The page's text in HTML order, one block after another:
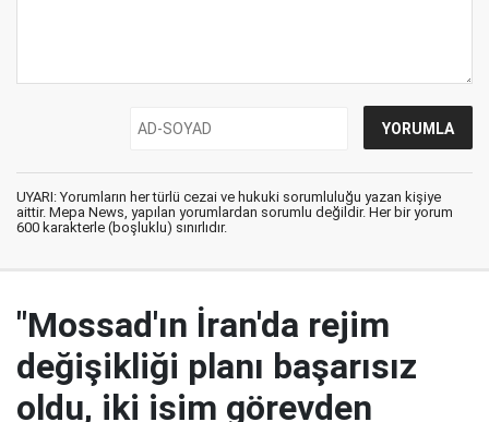
UYARI: Yorumların her türlü cezai ve hukuki sorumluluğu yazan kişiye
aittir. Mepa News, yapılan yorumlardan sorumlu değildir. Her bir yorum
600 karakterle (boşluklu) sınırlıdır.
"Mossad'ın İran'da rejim
değişikliği planı başarısız
oldu, iki isim görevden